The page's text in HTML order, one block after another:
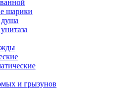
шарики
и грызунов